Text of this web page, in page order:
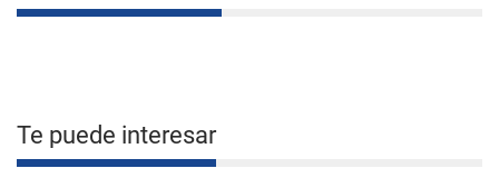
Te puede interesar